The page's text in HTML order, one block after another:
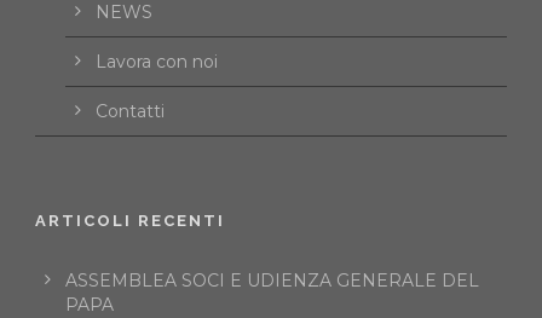
NEWS
Lavora con noi
Contatti
ARTICOLI RECENTI
ASSEMBLEA SOCI E UDIENZA GENERALE DEL
PAPA